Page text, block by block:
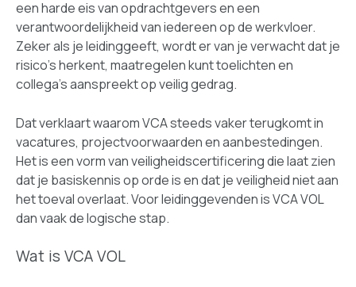
een harde eis van opdrachtgevers en een
verantwoordelijkheid van iedereen op de werkvloer.
Zeker als je leidinggeeft, wordt er van je verwacht dat je
risico's herkent, maatregelen kunt toelichten en
collega's aanspreekt op veilig gedrag.
Dat verklaart waarom VCA steeds vaker terugkomt in
vacatures, projectvoorwaarden en aanbestedingen.
Het is een vorm van veiligheidscertificering die laat zien
dat je basiskennis op orde is en dat je veiligheid niet aan
het toeval overlaat. Voor leidinggevenden is VCA VOL
dan vaak de logische stap.
Wat is VCA VOL